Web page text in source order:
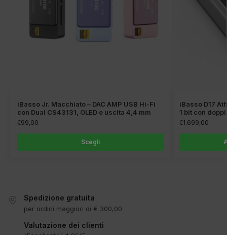
iBasso Jr. Macchiato – DAC AMP USB Hi-Fi
con Dual CS43131, OLED e uscita 4,4 mm
€99,00
Scegli
iBasso D17
1 bit con
€1.699,00
Spedizione gratuita
per ordini maggiori di € 300,00
Valutazione dei clienti